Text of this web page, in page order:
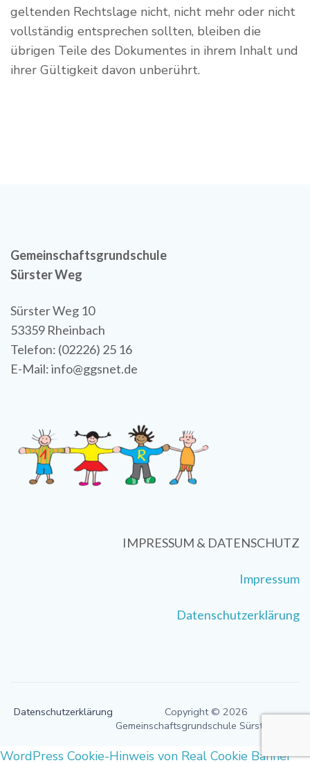
geltenden Rechtslage nicht, nicht mehr oder nicht
vollständig entsprechen sollten, bleiben die
übrigen Teile des Dokumentes in ihrem Inhalt und
ihrer Gültigkeit davon unberührt.
Gemeinschaftsgrundschule
Sürster Weg
Sürster Weg 10
53359 Rheinbach
Telefon: (02226) 25 16
E-Mail: info@ggsnet.de
IMPRESSUM & DATENSCHUTZ
Impressum
Datenschutzerklärung
Copyright © 2026
Gemeinschaftsgrundschule Sürster Weg
Datenschutzerklärung
WordPress Cookie-Hinweis von Real Cookie Banner